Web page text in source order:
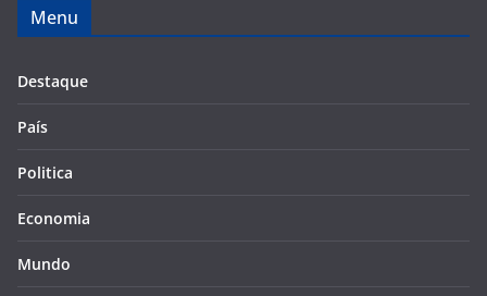
Menu
Destaque
País
Politica
Economia
Mundo